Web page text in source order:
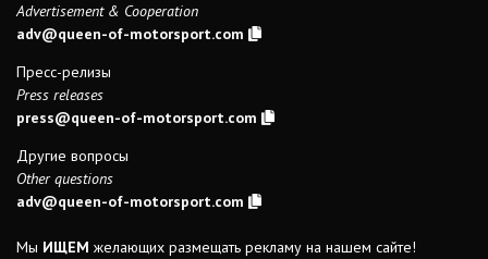
Advertisement & Cooperation
adv@queen-of-motorsport.com
Пресс-релизы
Press releases
press@queen-of-motorsport.com
Другие вопросы
Other questions
adv@queen-of-motorsport.com
Мы ИЩЕМ желающих размещать рекламу на нашем сайте!